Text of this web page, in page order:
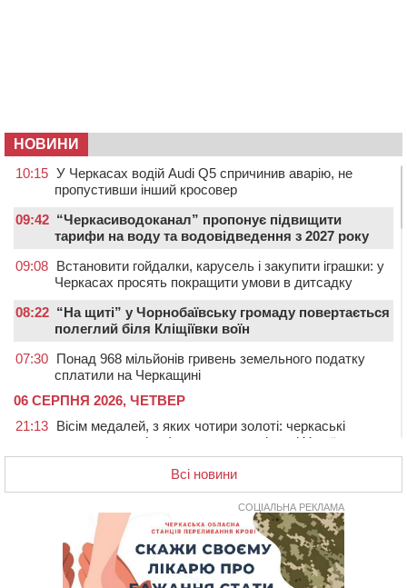
НОВИНИ
10:15 У Черкасах водій Audi Q5 спричинив аварію, не
пропустивши інший кросовер
09:42 “Черкасиводоканал” пропонує підвищити
тарифи на воду та водовідведення з 2027 року
09:08 Встановити гойдалки, карусель і закупити іграшки: у
Черкасах просять покращити умови в дитсадку
08:22 “На щиті” у Чорнобаївську громаду повертається
полеглий біля Кліщіївки воїн
07:30 Понад 968 мільйонів гривень земельного податку
сплатили на Черкащині
06 СЕРПНЯ 2026, ЧЕТВЕР
21:13 Вісім медалей, з яких чотири золоті: черкаські
спортсмени тріумфували на чемпіонаті України
На Черкащині спека протримається ще день
20:00 Педагогів Черкас запрошують на зустріч із
переможцем Global Teacher Prize Ukraine 2023
У Черкасах водійка протаранила Duster, коли
здавала назад
На Черкащині з початку року зросла кількість
Всі новини
СОЦІАЛЬНА РЕКЛАМА